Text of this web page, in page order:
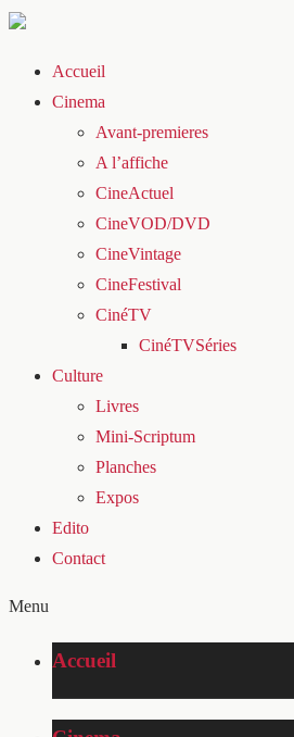
Accueil
Cinema
Avant-premieres
A l’affiche
CineActuel
CineVOD/DVD
CineVintage
CineFestival
CinéTV
CinéTVSéries
Culture
Livres
Mini-Scriptum
Planches
Expos
Edito
Contact
Menu
Accueil